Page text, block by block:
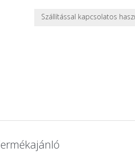
Szállítással kapcsolatos
és azonnal eljutott hozzánk az